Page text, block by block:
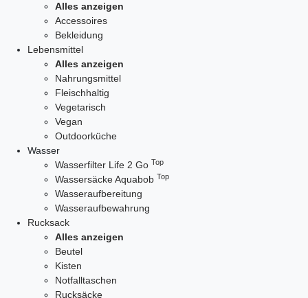
Alles anzeigen
Accessoires
Bekleidung
Lebensmittel
Alles anzeigen
Nahrungsmittel
Fleischhaltig
Vegetarisch
Vegan
Outdoorküche
Wasser
Wasserfilter Life 2 Go Top
Wassersäcke Aquabob Top
Wasseraufbereitung
Wasseraufbewahrung
Rucksack
Alles anzeigen
Beutel
Kisten
Notfalltaschen
Rucksäcke